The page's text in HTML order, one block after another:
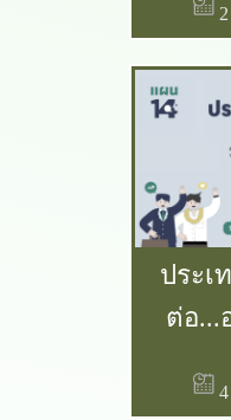
กระท
สหกรณ์
ประเ
ต่อ
อยา